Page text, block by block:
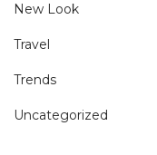
New Look
Travel
Trends
Uncategorized